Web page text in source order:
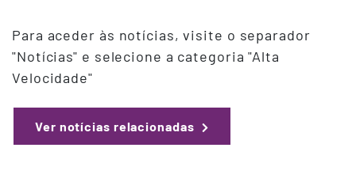
Para aceder às notícias, visite o separador
"Notícias" e selecione a categoria "Alta
Velocidade"
Ver notícias relacionadas